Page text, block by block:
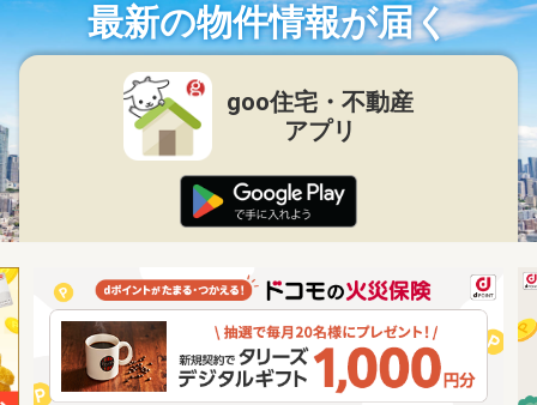
最新の物件情報が届く
goo住宅・不動産
アプリ